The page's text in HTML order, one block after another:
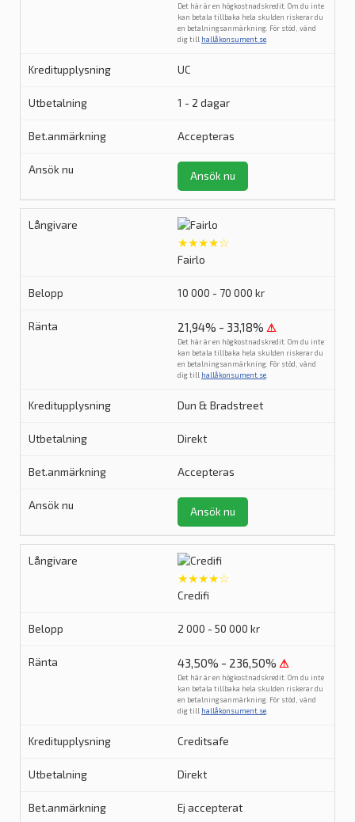
Det här är en högkostnadskredit. Om du inte
kan betala tillbaka hela skulden riskerar du
en betalningsanmärkning. För stöd, vänd
dig till hallåkonsument.se
UC
1 - 2 dagar
Accepteras
Ansök nu
★★★★☆
Fairlo
10 000 - 70 000 kr
21,94% - 33,18% ⚠
Det här är en högkostnadskredit. Om du inte
kan betala tillbaka hela skulden riskerar du
en betalningsanmärkning. För stöd, vänd
dig till hallåkonsument.se
Dun & Bradstreet
Direkt
Accepteras
Ansök nu
★★★★☆
Credifi
2 000 - 50 000 kr
43,50% - 236,50% ⚠
Det här är en högkostnadskredit. Om du inte
kan betala tillbaka hela skulden riskerar du
en betalningsanmärkning. För stöd, vänd
dig till hallåkonsument.se
Creditsafe
Direkt
Ej accepterat